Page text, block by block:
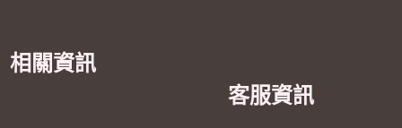
相關資訊
客服資訊